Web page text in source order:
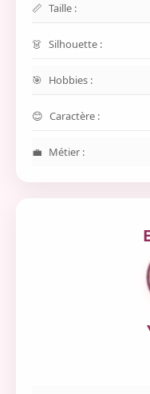
Taille :
Silhouette :
Hobbies :
Caractère :
Métier :